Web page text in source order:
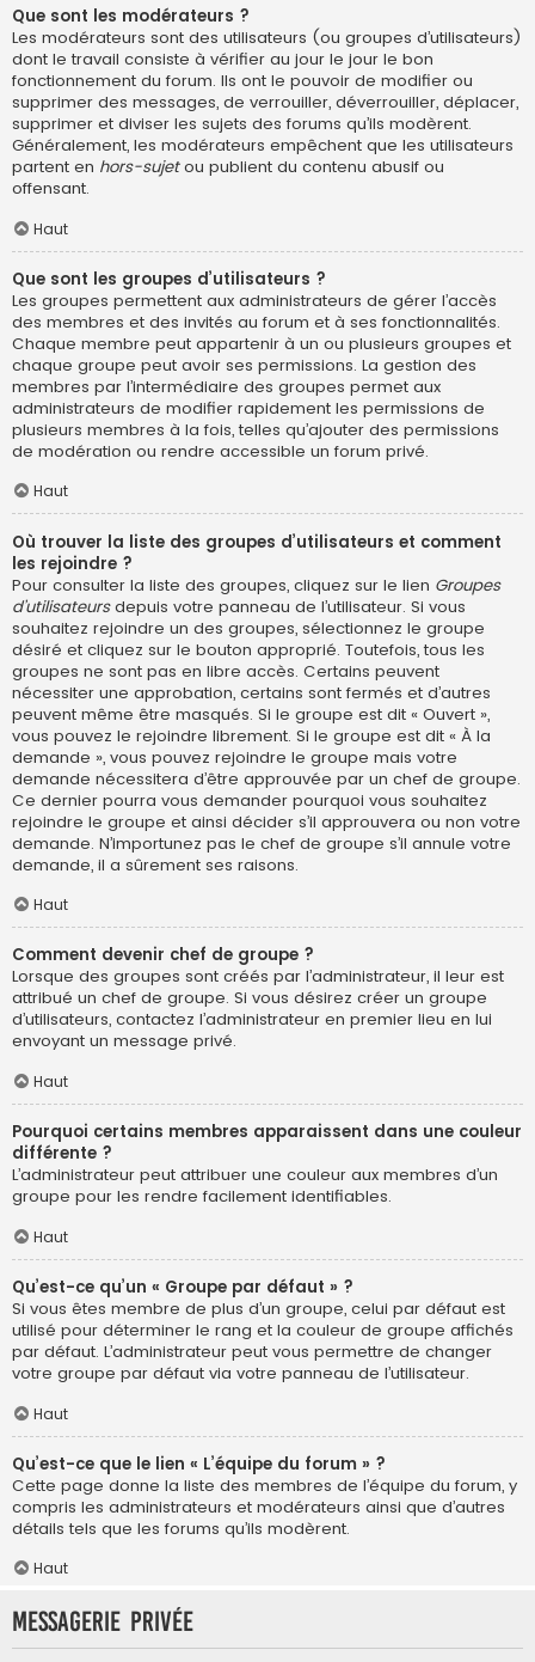
Que sont les modérateurs ?
Les modérateurs sont des utilisateurs (ou groupes d’utilisateurs)
dont le travail consiste à vérifier au jour le jour le bon
fonctionnement du forum. Ils ont le pouvoir de modifier ou
supprimer des messages, de verrouiller, déverrouiller, déplacer,
supprimer et diviser les sujets des forums qu’ils modèrent.
Généralement, les modérateurs empêchent que les utilisateurs
partent en hors-sujetou publient du contenu abusif ou
offensant.
Haut
Que sont les groupes d’utilisateurs ?
Les groupes permettent aux administrateurs de gérer l’accès
des membres et des invités au forum et à ses fonctionnalités.
Chaque membre peut appartenir à un ou plusieurs groupes et
chaque groupe peut avoir ses permissions. La gestion des
membres par l’intermédiaire des groupes permet aux
administrateurs de modifier rapidement les permissions de
plusieurs membres à la fois, telles qu’ajouter des permissions
de modération ou rendre accessible un forum privé.
Haut
Où trouver la liste des groupes d’utilisateurs et comment
les rejoindre ?
Pour consulter la liste des groupes, cliquez sur le lien Groupes
d’utilisateursdepuis votre panneau de l’utilisateur. Si vous
souhaitez rejoindre un des groupes, sélectionnez le groupe
désiré et cliquez sur le bouton approprié. Toutefois, tous les
groupes ne sont pas en libre accès. Certains peuvent
nécessiter une approbation, certains sont fermés et d’autres
peuvent même être masqués. Si le groupe est dit « Ouvert »,
vous pouvez le rejoindre librement. Si le groupe est dit « À la
demande », vous pouvez rejoindre le groupe mais votre
demande nécessitera d’être approuvée par un chef de groupe.
Ce dernier pourra vous demander pourquoi vous souhaitez
rejoindre le groupe et ainsi décider s’il approuvera ou non votre
demande. N’importunez pas le chef de groupe s’il annule votre
demande, il a sûrement ses raisons.
Haut
Comment devenir chef de groupe ?
Lorsque des groupes sont créés par l’administrateur, il leur est
attribué un chef de groupe. Si vous désirez créer un groupe
d’utilisateurs, contactez l’administrateur en premier lieu en lui
envoyant un message privé.
Haut
Pourquoi certains membres apparaissent dans une couleur
différente ?
L’administrateur peut attribuer une couleur aux membres d’un
groupe pour les rendre facilement identifiables.
Haut
Qu’est-ce qu’un « Groupe par défaut » ?
Si vous êtes membre de plus d’un groupe, celui par défaut est
utilisé pour déterminer le rang et la couleur de groupe affichés
par défaut. L’administrateur peut vous permettre de changer
votre groupe par défaut via votre panneau de l’utilisateur.
Haut
Qu’est-ce que le lien « L’équipe du forum » ?
Cette page donne la liste des membres de l’équipe du forum, y
compris les administrateurs et modérateurs ainsi que d’autres
détails tels que les forums qu’ils modèrent.
Haut
Messagerie privée